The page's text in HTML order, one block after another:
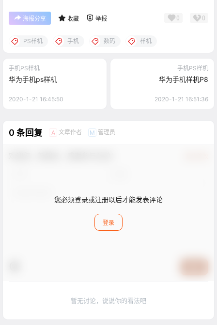
海报分享 收藏 举报 0 0
PS样机 手机 数码 样机
手机PS样机
华为手机ps样机
2020-1-21 16:45:50
手机PS样机
华为手机样机P8
2020-1-21 16:51:36
0 条回复 A 文章作者 M 管理员
您必须登录或注册以后才能发表评论
登录
暂无讨论，说说你的看法吧